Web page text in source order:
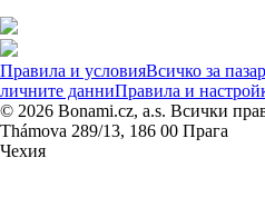
Правила и условияВсичко за
личните данниПравила и
© 2026 Bonami.cz, a.s. Всички
Thámova 289/13, 186 00 Прага
Чехия